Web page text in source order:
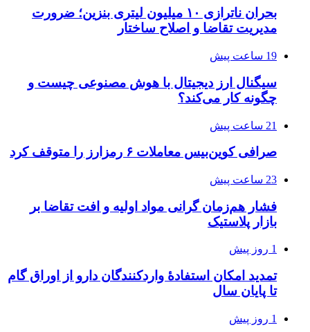
بحران ناترازی ۱۰ میلیون لیتری بنزین؛ ضرورت
مدیریت تقاضا و اصلاح ساختار
19 ساعت پیش
سیگنال ارز دیجیتال با هوش مصنوعی چیست و
چگونه کار می‌کند؟
21 ساعت پیش
صرافی کوین‌بیس معاملات ۶ رمزارز را متوقف کرد
23 ساعت پیش
فشار هم‌زمان گرانی مواد اولیه و افت تقاضا بر
بازار پلاستیک
1 روز پیش
تمدید امکان استفادۀ واردکنندگان دارو از اوراق گام
تا پایان سال
1 روز پیش